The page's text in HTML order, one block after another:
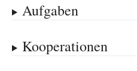
Aufgaben
Kooperationen